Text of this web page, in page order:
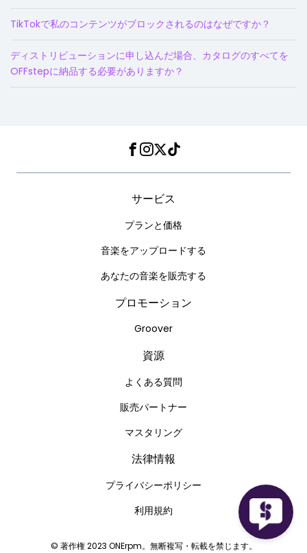
TikTokで私のコンテンツがブロックされるのはなぜですか？
ディストリビューションに申し込んだ場合、カタログのすべてを
OFFstepに納品する必要がありますか？
Facebook
Instagram
Twitter
TikTok
サービス
プランと価格
音楽をアップロードする
あなたの音楽を販売する
プロモーション
Groover
資源
よくある質問
販売パートナー
マスタリング
法律情報
プライバシーポリシー
利用規約
© 著作権 2023 ONErpm。無断複写・転載を禁じます。